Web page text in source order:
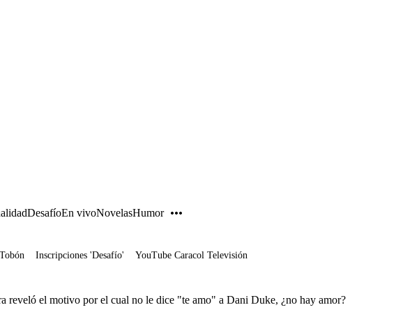
DesafíoEn vivoNovelasHumor
Inscripciones 'Desafío' YouTube Caracol Televisión
reveló el motivo por el cual no le dice "te amo" a Dani Duke, ¿no hay amor?